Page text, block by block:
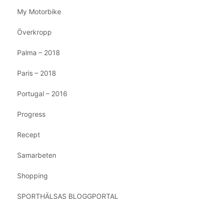
My Motorbike
Överkropp
Palma – 2018
Paris – 2018
Portugal – 2016
Progress
Recept
Samarbeten
Shopping
SPORTHÄLSAS BLOGGPORTAL